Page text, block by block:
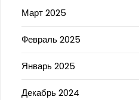
Март 2025
Февраль 2025
Январь 2025
Декабрь 2024